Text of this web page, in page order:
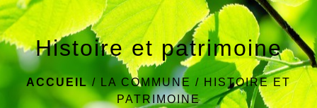
Histoire et patrimoine
ACCUEIL/ LA COMMUNE / HISTOIRE ET
PATRIMOINE